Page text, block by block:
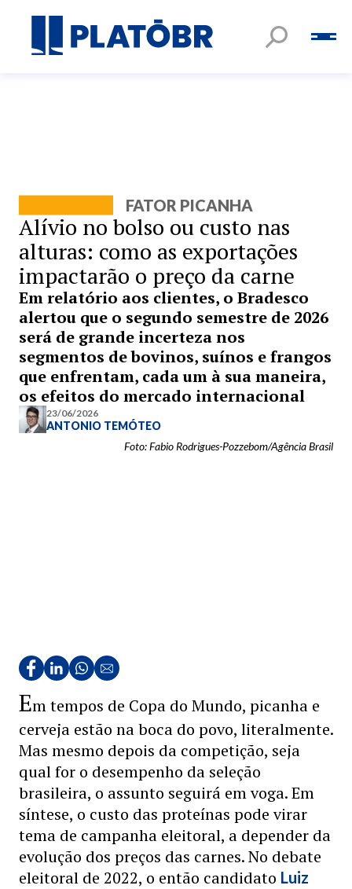
FATOR PICANHA
Alívio no bolso ou custo nas
alturas: como as exportações
impactarão o preço da carne
Em relatório aos clientes, o Bradesco
alertou que o segundo semestre de 2026
será de grande incerteza nos
segmentos de bovinos, suínos e frangos
que enfrentam, cada um à sua maneira,
os efeitos do mercado internacional
23/06/2026
ANTONIO TEMÓTEO
Foto: Fabio Rodrigues-Pozzebom/Agência Brasil
Em tempos de Copa do Mundo, picanha e
cerveja estão na boca do povo, literalmente.
Mas mesmo depois da competição, seja
qual for o desempenho da seleção
brasileira, o assunto seguirá em voga. Em
síntese, o custo das proteínas pode virar
tema de campanha eleitoral, a depender da
evolução dos preços das carnes. No debate
eleitoral de 2022, o então candidato Luiz